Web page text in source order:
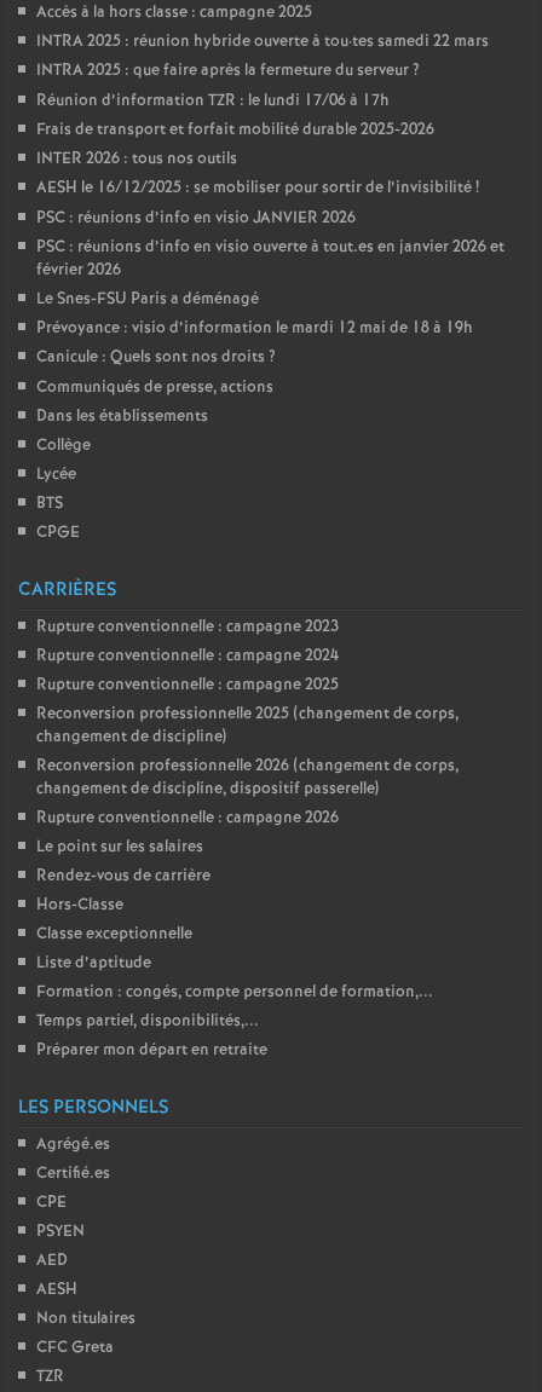
Accès à la hors classe : campagne 2025
INTRA 2025 : réunion hybride ouverte à tou·tes samedi 22 mars
INTRA 2025 : que faire après la fermeture du serveur?
Réunion d’information TZR : le lundi 17/06 à 17h
Frais de transport et forfait mobilité durable 2025-2026
INTER 2026 : tous nos outils
AESH le 16/12/2025 : se mobiliser pour sortir de l’invisibilité!
PSC : réunions d’info en visio JANVIER 2026
PSC : réunions d’info en visio ouverte à tout.es en janvier 2026 et
février 2026
Le Snes-FSU Paris a déménagé
Prévoyance : visio d’information le mardi 12 mai de 18 à 19h
Canicule : Quels sont nos droits ?
Communiqués de presse, actions
Dans les établissements
Collège
Lycée
BTS
CPGE
CARRIÈRES
Rupture conventionnelle : campagne 2023
Rupture conventionnelle : campagne 2024
Rupture conventionnelle : campagne 2025
Reconversion professionnelle 2025 (changement de corps,
changement de discipline)
Reconversion professionnelle 2026 (changement de corps,
changement de discipline, dispositif passerelle)
Rupture conventionnelle : campagne 2026
Le point sur les salaires
Rendez-vous de carrière
Hors-Classe
Classe exceptionnelle
Liste d’aptitude
Formation : congés, compte personnel de formation,...
Temps partiel, disponibilités,...
Préparer mon départ en retraite
LES PERSONNELS
Agrégé.es
Certifié.es
CPE
PSYEN
AED
AESH
Non titulaires
CFC Greta
TZR